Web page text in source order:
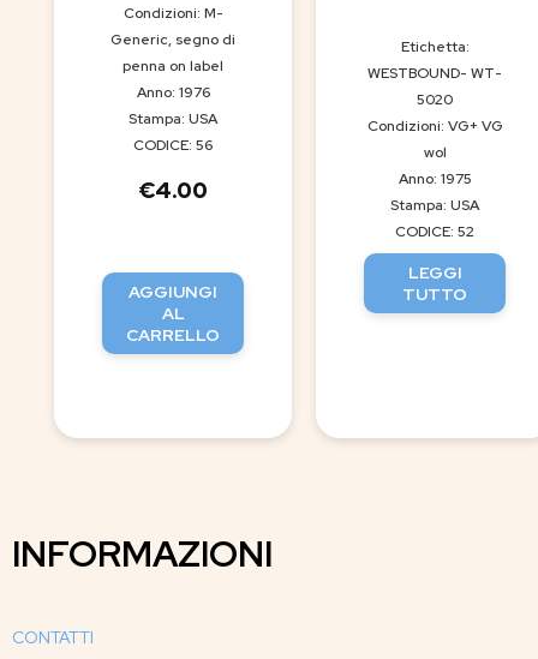
Condizioni: M-
Generic, segno di
penna on label
Anno: 1976
Stampa: USA
CODICE: 56
€4.00
AGGIUNGI
AL
CARRELLO
Etichetta:
WESTBOUND- WT-
5020
Condizioni: VG+ VG
wol
Anno: 1975
Stampa: USA
CODICE: 52
LEGGI
TUTTO
INFORMAZIONI
CONTATTI